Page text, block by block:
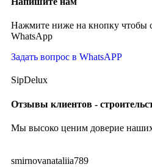
Нажмите ниже на кнопку чтобы
WhatsApp
Задать вопрос в WhatsAPP
SipDelux
Отзывы клиентов -
Мы высоко ценим доверие
smirnovanataliia789